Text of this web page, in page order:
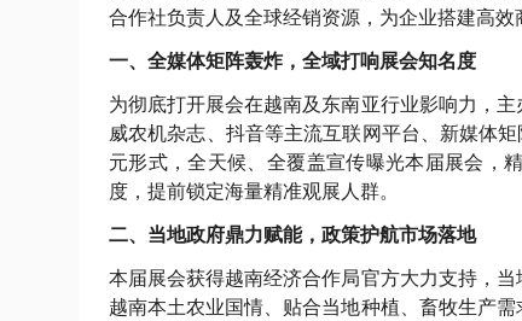
合作社负责人及全球经销资源，为企业搭建高效
一、全媒体矩阵轰炸，全域打响展会知名度
为彻底打开展会在越南及东南亚行业影响力，
威农机杂志、抖音等主流互联网平台、新媒体
元形式，全天候、全覆盖宣传曝光本届展会，
度，提前锁定海量精准观展人群。
二、当地政府鼎力赋能，政策护航市场落地
本届展会获得越南经济合作局官方大力支持，
越南本土农业国情、贴合当地种植、畜牧生产